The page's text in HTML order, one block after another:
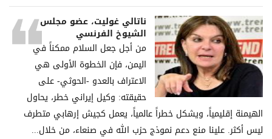
ناتالي غوليت، عضو مجلس
الشيوخ الفرنسي
من أجل جعل السلام ممكناً في
اليمن، فإن الخطوة الأولى هي
الاعتراف بالعدو -الحوثي- على
حقيقته: وكيل إيراني خطر، يحاول
الهيمنة إقليمياً، ويشكل خطراً عالمياً، يعمل كجيش إرهابي متطرف
ليس أكثر. علينا منع دعم نموذج حزب الله في صنعاء، من خلال...